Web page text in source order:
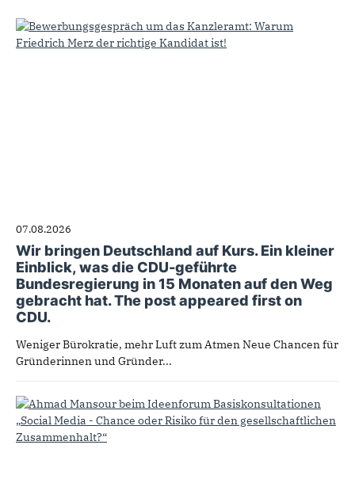
07.08.2026
Wir bringen Deutschland auf Kurs. Ein kleiner
Einblick, was die CDU-geführte
Bundesregierung in 15 Monaten auf den Weg
gebracht hat. The post appeared first on
CDU.
Weniger Bürokratie, mehr Luft zum Atmen Neue Chancen für
Gründerinnen und Gründer...